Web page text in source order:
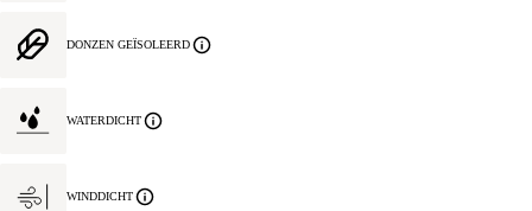
DONZEN GEÏSOLEERD
WATERDICHT
WINDDICHT